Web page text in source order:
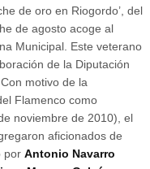
de oro en Riogordo’, del
de agosto acoge al
Municipal. Este veterano
de la Diputación
motivo de la
Flamenco como
noviembre de 2010), el
aficionados de
porAntonio Navarro